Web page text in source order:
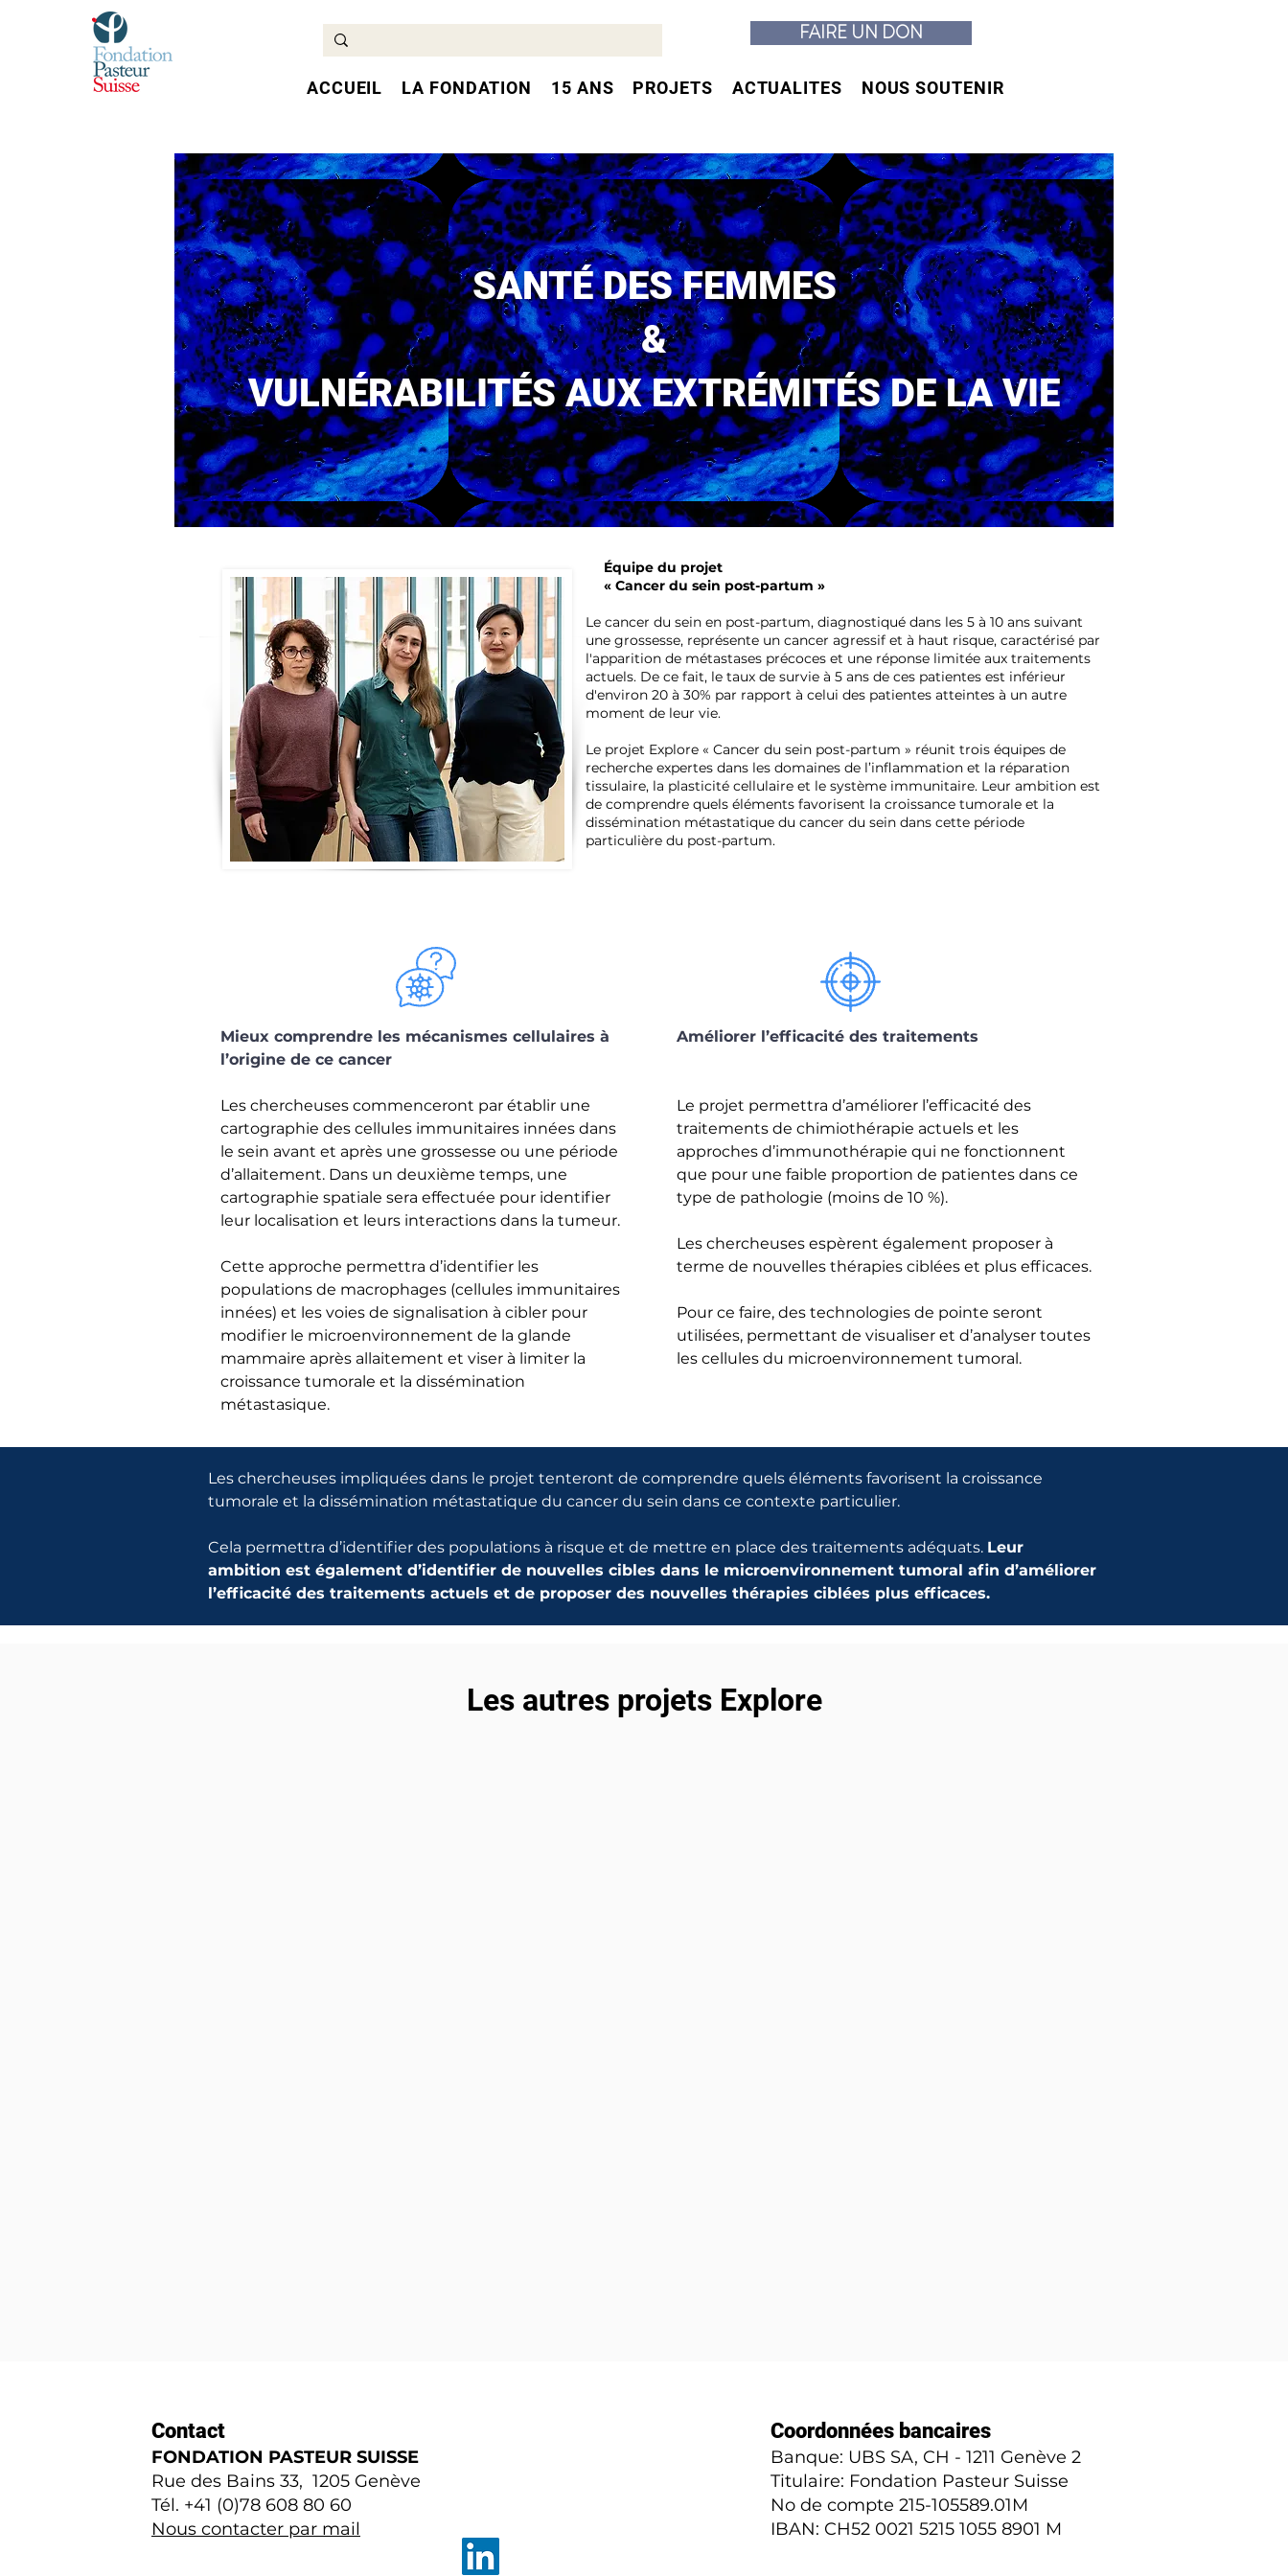
FAIRE UN DON
ACCUEIL LA FONDATION 15 ANS PROJETS ACTUALITES NOUS SOUTENIR
SANTÉ DES FEMMES
&
VULNÉRABILITÉS AUX EXTRÉMITÉS DE LA VIE
Équipe du projet
« Cancer du sein post-partum »
Le cancer du sein en post-partum, diagnostiqué dans les 5 à 10 ans suivant
une grossesse, représente un cancer agressif et à haut risque, caractérisé par
l'apparition de métastases précoces et une réponse limitée aux traitements
actuels. De ce fait, le taux de survie à 5 ans de ces patientes est inférieur
d'environ 20 à 30% par rapport à celui des patientes atteintes à un autre
moment de leur vie.
Le projet Explore « Cancer du sein post-partum » réunit trois équipes de
recherche expertes dans les domaines de l’inflammation et la réparation
tissulaire, la plasticité cellulaire et le système immunitaire. Leur ambition est
de comprendre quels éléments favorisent la croissance tumorale et la
dissémination métastatique du cancer du sein dans cette période
particulière du post-partum.
Mieux comprendre les mécanismes cellulaires à
l’origine de ce cancer
Les chercheuses commenceront par établir une
cartographie des cellules immunitaires innées dans
le sein avant et après une grossesse ou une période
d’allaitement. Dans un deuxième temps, une
cartographie spatiale sera effectuée pour identifier
leur localisation et leurs interactions dans la tumeur.
Cette approche permettra d’identifier les
populations de macrophages (cellules immunitaires
innées) et les voies de signalisation à cibler pour
modifier le microenvironnement de la glande
mammaire après allaitement et viser à limiter la
croissance tumorale et la dissémination
métastasique.
Améliorer l’efficacité des traitements
Le projet permettra d’améliorer l’efficacité des
traitements de chimiothérapie actuels et les
approches d’immunothérapie qui ne fonctionnent
que pour une faible proportion de patientes dans ce
type de pathologie (moins de 10 %).
Les chercheuses espèrent également proposer à
terme de nouvelles thérapies ciblées et plus efficaces.
Pour ce faire, des technologies de pointe seront
utilisées, permettant de visualiser et d’analyser toutes
les cellules du microenvironnement tumoral.
Les chercheuses impliquées dans le projet tenteront de comprendre quels éléments favorisent la croissance
tumorale et la dissémination métastatique du cancer du sein dans ce contexte particulier.
Cela permettra d’identifier des populations à risque et de mettre en place des traitements adéquats. Leur
ambition est également d’identifier de nouvelles cibles dans le microenvironnement tumoral afin d’améliorer
l’efficacité des traitements actuels et de proposer des nouvelles thérapies ciblées plus efficaces.
Les autres projets Explore
Contact
FONDATION PASTEUR SUISSE
Rue des Bains 33, 1205 Genève
Tél. +41 (0)78 608 80 60
Nous contacter par mail
Coordonnées bancaires
Banque: UBS SA, CH - 1211 Genève 2
Titulaire: Fondation Pasteur Suisse
No de compte 215-105589.01M
IBAN: CH52 0021 5215 1055 8901 M